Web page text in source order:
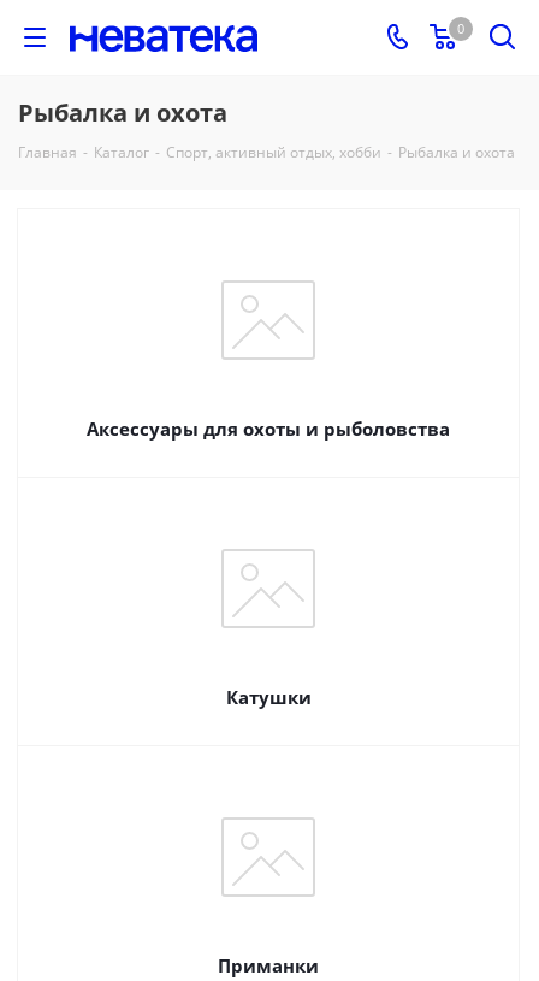
0
Рыбалка и охота
Главная - Каталог - Спорт, активный отдых, хобби - Рыбалка и охота
Аксессуары для охоты и рыболовства
Катушки
Приманки